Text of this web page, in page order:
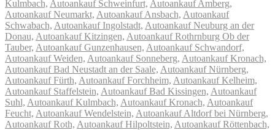
Kulmbach, Autoankauf Schweinfurt, Autoankauf Amberg,
Autoankauf Neumarkt, Autoankauf Ansbach, Autoankauf
Schwabach, Autoankauf Ingolstadt, Autoankauf Neuburg an der
Donau, Autoankauf Kitzingen, Autoankauf Rothrnburg Ob der
Tauber, Autoankauf Gunzenhausen, Autoankauf Schwandorf,
Autoankauf Weiden, Autoankauf Sonneberg, Autoankauf Kronach,
Autoankauf Bad Neustadt an der Saale, Autoankauf Nürnberg,
Autoankauf Fürth, Autoankauf Forchheim, Autoankauf Kelheim,
Autoankauf Staffelstein, Autoankauf Bad Kissingen, Autoankauf
Suhl, Autoankauf Kulmbach, Autoankauf Kronach, Autoankauf
Feucht, Autoankauf Wendelstein, Autoankauf Altdorf bei Nürnberg,
Autoankauf Roth, Autoankauf Hilpoltstein, Autoankauf Röttenbach,